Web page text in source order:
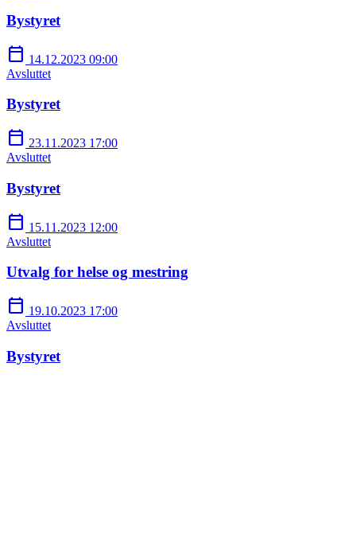
Bystyret
calendar_today 14.12.2023 09:00
Avsluttet
Bystyret
calendar_today 23.11.2023 17:00
Avsluttet
Bystyret
calendar_today 15.11.2023 12:00
Avsluttet
Utvalg for helse og mestring
calendar_today 19.10.2023 17:00
Avsluttet
Bystyret